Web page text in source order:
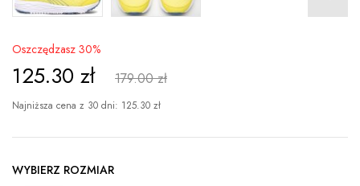
Oszczędzasz 30%
125.30 zł 179.00 zł
Najniższa cena z 30 dni: 125.30 zł
WYBIERZ ROZMIAR